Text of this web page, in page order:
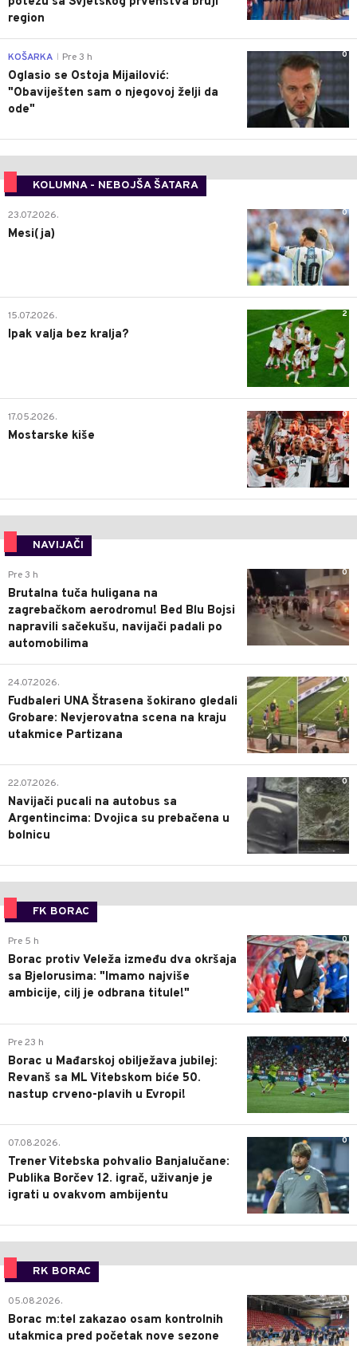
region
0
KOŠARKA Pre 3 h
Oglasio se Ostoja Mijailović:
"Obaviješten sam o njegovoj želji da
ode"
KOLUMNA - NEBOJŠA ŠATARA
0
23.07.2026.
Mesi(ja)
2
15.07.2026.
Ipak valja bez kralja?
0
17.05.2026.
Mostarske kiše
NAVIJAČI
0
Pre 3 h
Brutalna tuča huligana na
zagrebačkom aerodromu! Bed Blu Bojsi
napravili sačekušu, navijači padali po
automobilima
0
24.07.2026.
Fudbaleri UNA Štrasena šokirano gledali
Grobare: Nevjerovatna scena na kraju
utakmice Partizana
0
22.07.2026.
Navijači pucali na autobus sa
Argentincima: Dvojica su prebačena u
bolnicu
FK BORAC
0
Pre 5 h
Borac protiv Veleža između dva okršaja
sa Bjelorusima: "Imamo najviše
ambicije, cilj je odbrana titule!"
0
Pre 23 h
Borac u Mađarskoj obilježava jubilej:
Revanš sa ML Vitebskom biće 50.
nastup crveno-plavih u Evropi!
0
07.08.2026.
Trener Vitebska pohvalio Banjalučane:
Publika Borčev 12. igrač, uživanje je
igrati u ovakvom ambijentu
RK BORAC
0
05.08.2026.
Borac m:tel zakazao osam kontrolnih
utakmica pred početak nove sezone